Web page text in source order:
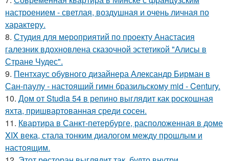
настроением - светлая, воздушная и очень личная по
характеру.
8. Студия для мероприятий по проекту Анастасия
галезник вдохновлена сказочной эстетикой "Алисы в
Стране Чудес".
9. Пентхаус обувного дизайнера Александр Бирман в
Сан-паулу - настоящий гимн бразильскому mid - Century.
10. Дом от Studia 54 в репино выглядит как роскошная
яхта, пришвартованная среди сосен.
11. Квартира в Санкт-петербурге, расположенная в доме
XIX века, стала тонким диалогом между прошлым и
настоящим.